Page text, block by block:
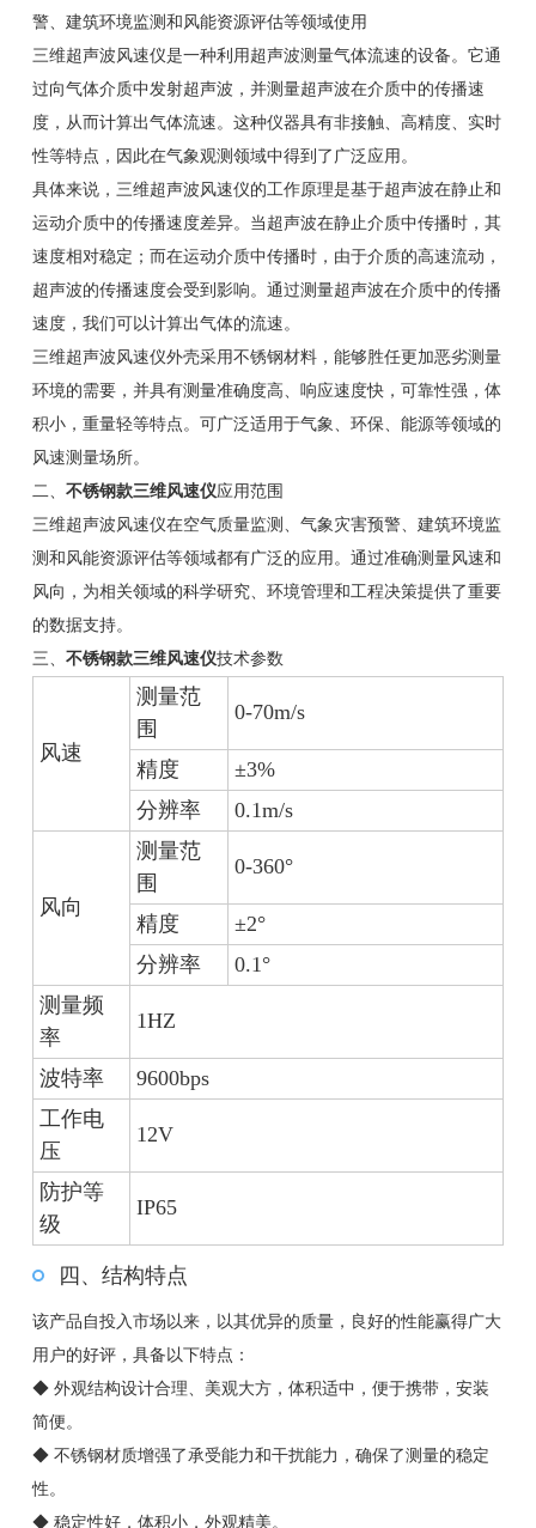
警、建筑环境监测和风能资源评估等领域使用
三维超声波风速仪是一种利用超声波测量气体流速的设备。它通
过向气体介质中发射超声波，并测量超声波在介质中的传播速
度，从而计算出气体流速。这种仪器具有非接触、高精度、实时
性等特点，因此在气象观测领域中得到了广泛应用。
具体来说，三维超声波风速仪的工作原理是基于超声波在静止和
运动介质中的传播速度差异。当超声波在静止介质中传播时，其
速度相对稳定；而在运动介质中传播时，由于介质的高速流动，
超声波的传播速度会受到影响。通过测量超声波在介质中的传播
速度，我们可以计算出气体的流速。
三维超声波风速仪外壳采用不锈钢材料，能够胜任更加恶劣测量
环境的需要，并具有测量准确度高、响应速度快，可靠性强，体
积小，重量轻等特点。可广泛适用于气象、环保、能源等领域的
风速测量场所。
二、 不锈钢款三维风速仪应用范围
三维超声波风速仪在空气质量监测、气象灾害预警、建筑环境监
测和风能资源评估等领域都有广泛的应用。通过准确测量风速和
风向，为相关领域的科学研究、环境管理和工程决策提供了重要
的数据支持。
三、 不锈钢款三维风速仪技术参数
风速
测量范
围
0-70m/s
精度
±3%
分辨率
0.1m/s
风向
测量范
围
0-360°
精度
±2°
分辨率
0.1°
测量频
率
1HZ
波特率
9600bps
工作电
压
12V
防护等
级
IP65
四、结构特点
该产品自投入市场以来，以其优异的质量，良好的性能赢得广大
用户的好评，具备以下特点：
◆ 外观结构设计合理、美观大方，体积适中，便于携带，安装
简便。
◆ 不锈钢材质增强了承受能力和干扰能力，确保了测量的稳定
性。
◆ 稳定性好，体积小，外观精美。